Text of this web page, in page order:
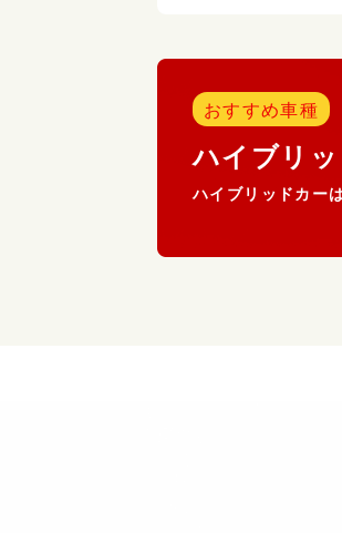
おすすめ車種
ハイブリ
ハイブリッドカー